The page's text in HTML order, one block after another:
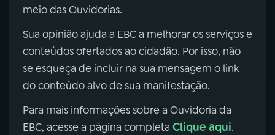
meio das Ouvidorias.
Sua opinião ajuda a EBC a melhorar os serviços e
conteúdos ofertados ao cidadão. Por isso, não
se esqueça de incluir na sua mensagem o link
do conteúdo alvo de sua manifestação.
Para mais informações sobre a Ouvidoria da
EBC, acesse a página completa Clique aqui.